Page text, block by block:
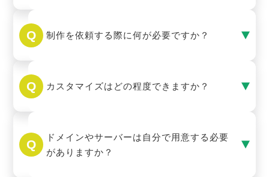
制作を依頼する際に何が必要ですか？
カスタマイズはどの程度できますか？
ドメインやサーバーは自分で用意する必要
がありますか？